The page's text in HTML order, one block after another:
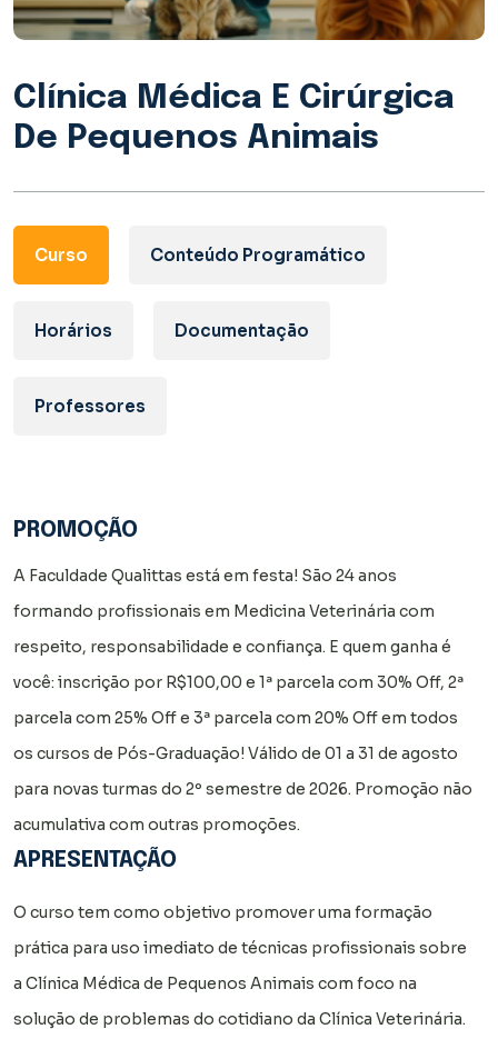
Clínica Médica E Cirúrgica
De Pequenos Animais
Curso Conteúdo Programático
Horários Documentação
Professores
PROMOÇÃO
A Faculdade Qualittas está em festa! São 24 anos
formando profissionais em Medicina Veterinária com
respeito, responsabilidade e confiança. E quem ganha é
você: inscrição por R$100,00 e 1ª parcela com 30% Off, 2ª
parcela com 25% Off e 3ª parcela com 20% Off em todos
os cursos de Pós-Graduação! Válido de 01 a 31 de agosto
para novas turmas do 2º semestre de 2026. Promoção não
acumulativa com outras promoções.
APRESENTAÇÃO
O curso tem como objetivo promover uma formação
prática para uso imediato de técnicas profissionais sobre
a Clínica Médica de Pequenos Animais com foco na
solução de problemas do cotidiano da Clínica Veterinária.